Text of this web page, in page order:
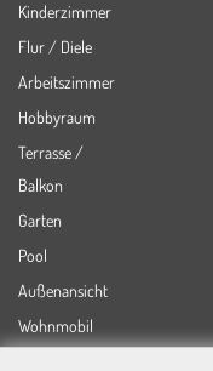
Kinderzimmer
Flur / Diele
Arbeitszimmer
Hobbyraum
Terrasse /
Balkon
Garten
Pool
Außenansicht
Wohnmobil